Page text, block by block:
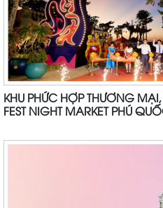
KHU PHỨC HỢP THƯƠNG
FEST NIGHT MARKET PHÚ